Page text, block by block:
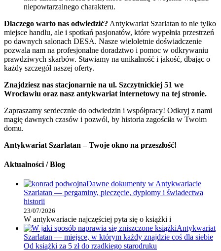
niepowtarzalnego charakteru.
Dlaczego warto nas odwiedzić? Antykwariat Szarlatan to nie tylko
miejsce handlu, ale i spotkań pasjonatów, które wypełnia przestrzeń
po dawnych salonach DESA. Nasze wieloletnie doświadczenie
pozwala nam na profesjonalne doradztwo i pomoc w odkrywaniu
prawdziwych skarbów. Stawiamy na unikalność i jakość, dbając o
każdy szczegół naszej oferty.
Znajdziesz nas stacjonarnie na ul. Szczytnickiej 51 we
Wrocławiu oraz nasz antykwariat internetowy na tej stronie.
Zapraszamy serdecznie do odwiedzin i współpracy! Odkryj z nami
magię dawnych czasów i pozwól, by historia zagościła w Twoim
domu.
Antykwariat Szarlatan – Twoje okno na przeszłość!
Aktualności / Blog
Dawne dokumenty w Antykwariacie
Szarlatan — pergaminy, pieczęcie, dyplomy i świadectwa
historii
23/07/2026
W antykwariacie najczęściej pyta się o książki i
Antykwariat
Szarlatan — miejsce, w którym każdy znajdzie coś dla siebie
Od książki za 5 zł do rzadkiego starodruku